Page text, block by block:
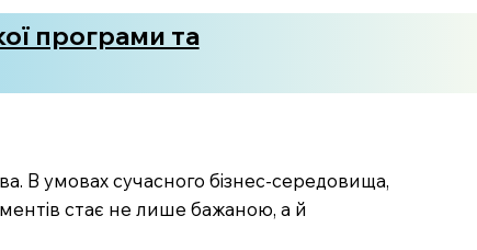
програми та
В умовах сучасного бізнес-середовища,
стає не лише бажаною, а й